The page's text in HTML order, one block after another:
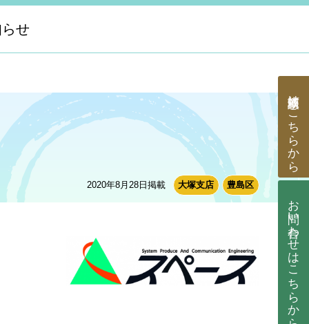
せ
2020年8月28日掲載 大塚支店 豊島区
はこちらから
お問い合わせ
はこちらから